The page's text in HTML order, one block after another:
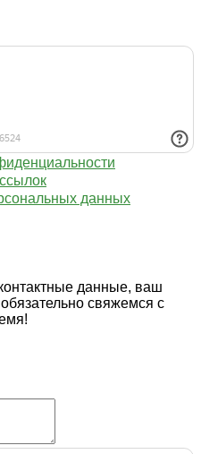
данных
данные, ваш
свяжемся с